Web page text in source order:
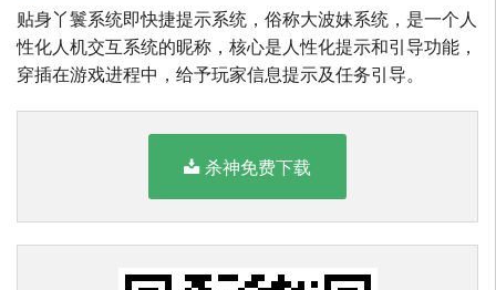
贴身丫鬟系统即快捷提示系统，俗称大波妹系统，是一个人
性化人机交互系统的昵称，核心是人性化提示和引导功能，
穿插在游戏进程中，给予玩家信息提示及任务引导。
杀神免费下载